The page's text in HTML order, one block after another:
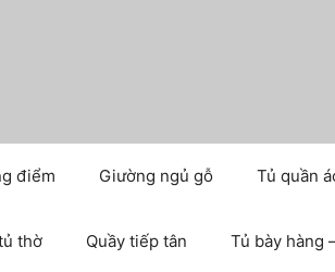
điểm Giường ngủ gỗ Tủ quần
thờ Quầy tiếp tân Tủ bày hàng